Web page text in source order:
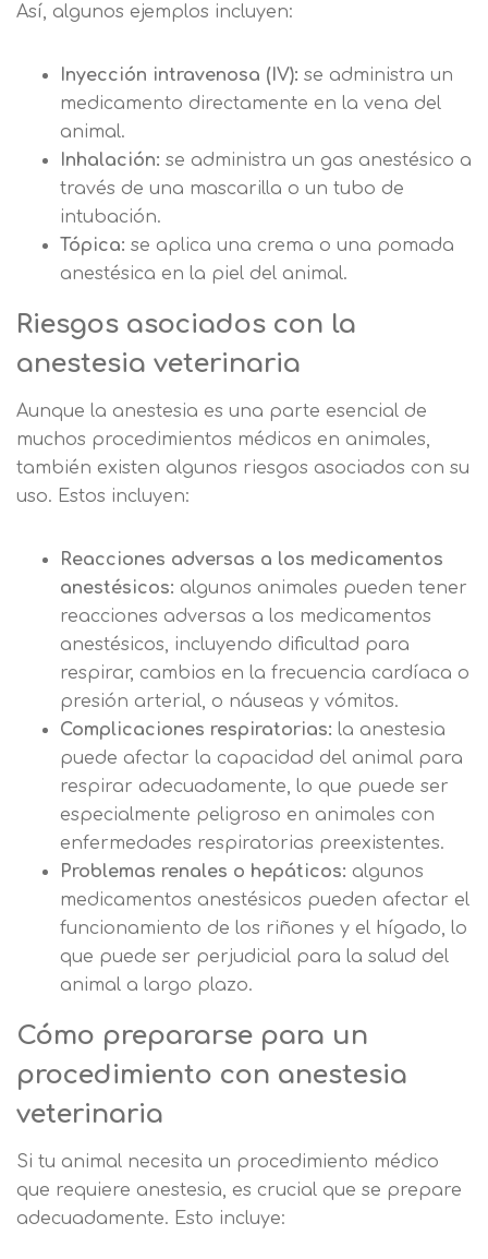
Así, algunos ejemplos incluyen:
Inyección intravenosa (IV): se administra un
medicamento directamente en la vena del
animal.
Inhalación: se administra un gas anestésico a
través de una mascarilla o un tubo de
intubación.
Tópica: se aplica una crema o una pomada
anestésica en la piel del animal.
Riesgos asociados con la
anestesia veterinaria
Aunque la anestesia es una parte esencial de
muchos procedimientos médicos en animales,
también existen algunos riesgos asociados con su
uso. Estos incluyen:
Reacciones adversas a los medicamentos
anestésicos: algunos animales pueden tener
reacciones adversas a los medicamentos
anestésicos, incluyendo dificultad para
respirar, cambios en la frecuencia cardíaca o
presión arterial, o náuseas y vómitos.
Complicaciones respiratorias: la anestesia
puede afectar la capacidad del animal para
respirar adecuadamente, lo que puede ser
especialmente peligroso en animales con
enfermedades respiratorias preexistentes.
Problemas renales o hepáticos: algunos
medicamentos anestésicos pueden afectar el
funcionamiento de los riñones y el hígado, lo
que puede ser perjudicial para la salud del
animal a largo plazo.
Cómo prepararse para un
procedimiento con anestesia
veterinaria
Si tu animal necesita un procedimiento médico
que requiere anestesia, es crucial que se prepare
adecuadamente. Esto incluye:
Solicitar
información
Mail
Nombre
Apellido
Teléfono
Mensaje
Protección de Datos .Haz clic aquí
Acepto el tratamiento de mis datos con la
finalidad prevista en la información
Solicitar
información
Nombre
Apellidos
Telefono
Email
Mensaje
Información básica sobre Protección
de Datos .Haz clic aquí
Responsable EUROINNOVA
BUSINESS SCHOOL, S.L. Finalidad
Información académica y comercial
Legitimación Consentimiento del
interesado Destinatarios Encargados
finalidades Derechos Acceder,
como otros derechos, como se
explica en la información adicional
Centro de
preferencia de
privacidad
Utilizamos cookies propias y de terceros
para mejorar nuestros servicios
relacionados con tus preferencias,
mediante el análisis de tus hábitos de
navegación. En caso de que rechace las
cookies, no podremos asegurarle el
funcionalidades de nuestra página web.
Puede obtener más información en
nuestrapolítica de cookies.
Después de aceptar, no volveremos a
mostrarle este mensaje.